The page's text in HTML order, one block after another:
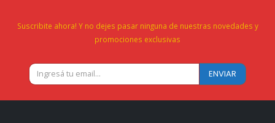
Suscribite ahora! Y no dejes pasar ninguna de nuestras novedades y
promociones exclusivas